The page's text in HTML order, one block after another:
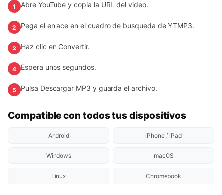
1 Abre YouTube y copia la URL del video.
2 Pega el enlace en el cuadro de busqueda de YTMP3.
3 Haz clic en Convertir.
4 Espera unos segundos.
5 Pulsa Descargar MP3 y guarda el archivo.
Compatible con todos tus dispositivos
Android iPhone / iPad
Windows macOS
Linux Chromebook